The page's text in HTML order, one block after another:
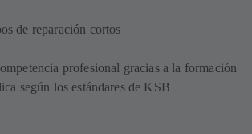
de reparación cortos
profesional gracias a la formación
según los estándares de KSB